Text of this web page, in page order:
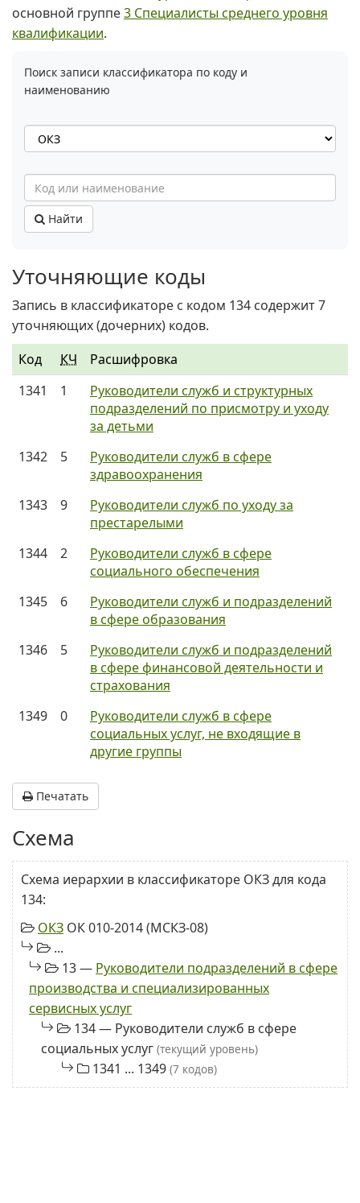
основной группе3 Специалисты среднего уровня
квалификации.
Поиск записи классификатора по коду и
наименованию
Найти
Уточняющие коды
Запись в классификаторе с кодом 134 содержит 7
уточняющих (дочерних) кодов.
Код
КЧ
Расшифровка
1341
1
Руководители служб и структурных
подразделений по присмотру и уходу
за детьми
1342
5
Руководители служб в сфере
здравоохранения
1343
9
Руководители служб по уходу за
престарелыми
1344
2
Руководители служб в сфере
социального обеспечения
1345
6
Руководители служб и подразделений
в сфере образования
1346
5
Руководители служб и подразделений
в сфере финансовой деятельности и
страхования
1349
0
Руководители служб в сфере
социальных услуг, не входящие в
другие группы
Печатать
Схема
Схема иерархии в классификаторе ОКЗ для кода
134:
ОКЗ ОК 010-2014 (МСКЗ-08)
...
13 — Руководители подразделений в сфере
производства и специализированных
сервисных услуг
134 — Руководители служб в сфере
социальных услуг (текущий уровень)
1341 ... 1349 (7 кодов)